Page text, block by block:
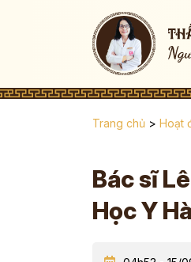
Trang chủ > Hoạt
Bác sĩ
Học Y